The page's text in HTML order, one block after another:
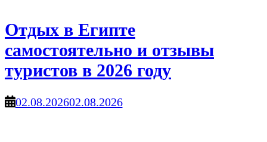
Отдых в Египте
самостоятельно и отзывы
туристов в 2026 году
02.08.202602.08.2026